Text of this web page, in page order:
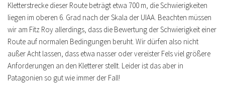
Kletterstrecke dieser Route beträgt etwa 700 m, die Schwierigkeiten
liegen im oberen 6. Grad nach der Skala der UIAA. Beachten müssen
wir am Fitz Roy allerdings, dass die Bewertung der Schwierigkeit einer
Route auf normalen Bedingungen beruht. Wir dürfen also nicht
außer Acht lassen, dass etwa nasser oder vereister Fels viel größere
Anforderungen an den Kletterer stellt. Leider ist das aber in
Patagonien so gut wie immer der Fall!